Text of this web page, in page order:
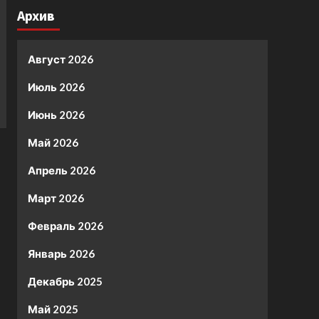
Архив
Август 2026
Июль 2026
Июнь 2026
Май 2026
Апрель 2026
Март 2026
Февраль 2026
Январь 2026
Декабрь 2025
Май 2025